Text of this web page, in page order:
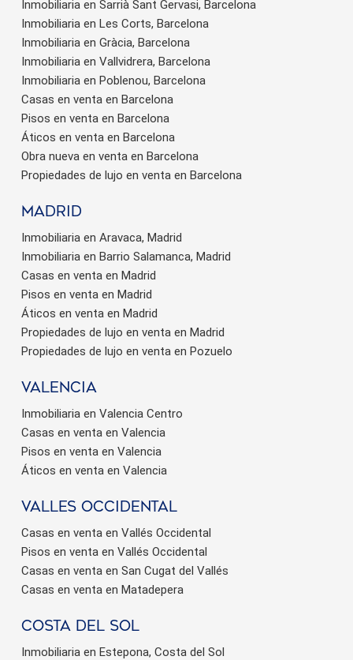
Inmobiliaria en Sarrià Sant Gervasi, Barcelona
Inmobiliaria en Les Corts, Barcelona
Inmobiliaria en Gràcia, Barcelona
Inmobiliaria en Vallvidrera, Barcelona
Inmobiliaria en Poblenou, Barcelona
Casas en venta en Barcelona
Pisos en venta en Barcelona
Áticos en venta en Barcelona
Obra nueva en venta en Barcelona
Propiedades de lujo en venta en Barcelona
Madrid
Inmobiliaria en Aravaca, Madrid
Inmobiliaria en Barrio Salamanca, Madrid
Casas en venta en Madrid
Pisos en venta en Madrid
Áticos en venta en Madrid
Propiedades de lujo en venta en Madrid
Propiedades de lujo en venta en Pozuelo
valencia
Inmobiliaria en Valencia Centro
Casas en venta en Valencia
Pisos en venta en Valencia
Áticos en venta en Valencia
valles occidental
Casas en venta en Vallés Occidental
Pisos en venta en Vallés Occidental
Casas en venta en San Cugat del Vallés
Casas en venta en Matadepera
Costa del sol
Inmobiliaria en Estepona, Costa del Sol